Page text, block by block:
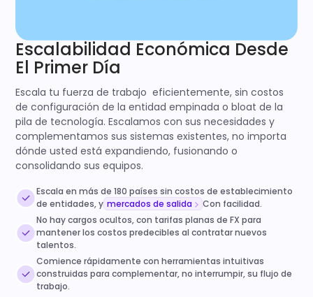
Escalabilidad Económica Desde
El Primer Día
Escala tu fuerza de trabajo eficientemente, sin costos
de configuración de la entidad empinada o bloat de la
pila de tecnología. Escalamos con sus necesidades y
complementamos sus sistemas existentes, no importa
dónde usted está expandiendo, fusionando o
consolidando sus equipos.
Escala en más de 180 países sin costos de establecimiento
de entidades, y mercados de salida
Con facilidad.
No hay cargos ocultos, con tarifas planas de FX para
mantener los costos predecibles al contratar nuevos
talentos.
Comience rápidamente con herramientas intuitivas
construidas para complementar, no interrumpir, su flujo de
trabajo.